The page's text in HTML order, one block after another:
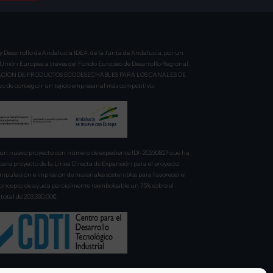
de Andalucía IDEA, de la Junta de Andalucía, por un
Europea a través del Fondo Europeo de Desarrollo Regional,
DE PRODUCTOS ECODESECHABLES PARA LOS CANALES DE
de conseguir un tejido empresarial más competitivo.
un nuevo proyecto con número de expediente IDI- 20230827 que ha
proyecto de la Línea Directa de Expansión para el proyecto
e impresión de materiales sostenibles para favorecer el
de ayuda parcialmente reembolsable un 75% sobre el
de 203.330,00€.